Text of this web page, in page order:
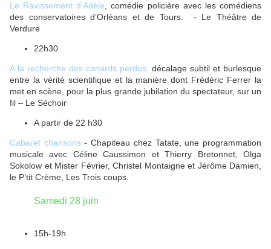
Le Ravissement d’Adèle , comédie policière avec les comédiens
des conservatoires d’Orléans et de Tours. - Le Théâtre de
Verdure
22h30
A la recherche des canards perdus, décalage subtil et burlesque
entre la vérité scientifique et la manière dont Frédéric Ferrer la
met en scène, pour la plus grande jubilation du spectateur, sur un
fil – Le Séchoir
A partir de 22 h30
Cabaret chansons- Chapiteau chez Tatate, une programmation
musicale avec Céline Caussimon et Thierry Bretonnet, Olga
Sokolow et Mister Février, Christel Montaigne et Jérôme Damien,
le P’tit Crème, Les Trois coups.
Samedi 28 juin
15h-19h